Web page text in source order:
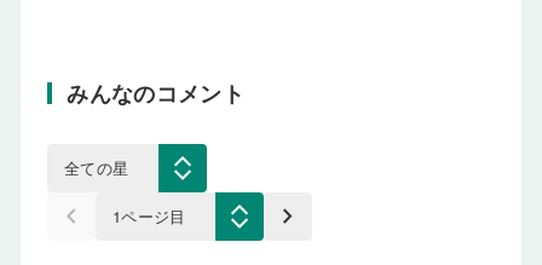
みんなのコメント
keyboard_arrow_left keyboard_arrow_right